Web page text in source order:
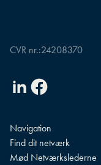
CVR nr.:24208370
LinkedinFacebook
Navigation
Find dit netværk
Mød Netværkslederne